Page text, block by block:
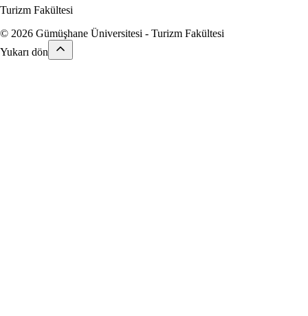
Turizm Fakültesi
© 2026 Gümüşhane Üniversitesi - Turizm Fakültesi
Yukarı dön